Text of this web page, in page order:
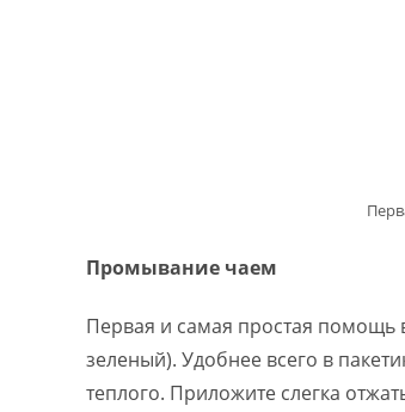
Промывание чаем
Первая и самая простая
зеленый). Удобнее всего в
теплого. Приложите слегка